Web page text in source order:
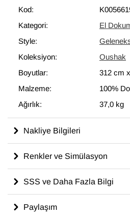
Kod:
Kategori:
El
Style:
Koleksiyon:
Oushak
Boyutlar:
312 cm x
Malzeme:
100%
Ağırlık:
37,0 kg
Nakliye Bilgileri
Renkler ve Simülasyon
SSS ve Daha Fazla Bilgi
Paylaşım